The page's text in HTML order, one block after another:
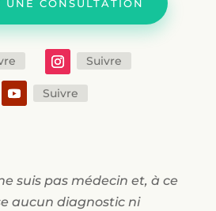
UNE CONSULTATION
Suivre
Suivre
suis pas médecin et, à ce
aucun diagnostic ni